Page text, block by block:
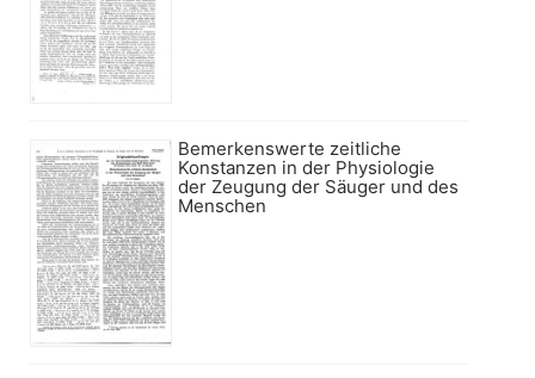
Bemerkenswerte zeitliche
Konstanzen in der Physiologie
der Zeugung der Säuger und des
Menschen